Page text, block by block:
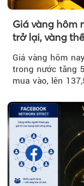
Giá vàng hôm
trở lại, vàng
Giá vàng hôm
trong nước tăng
mua vào, lên
trì trên ngưỡng